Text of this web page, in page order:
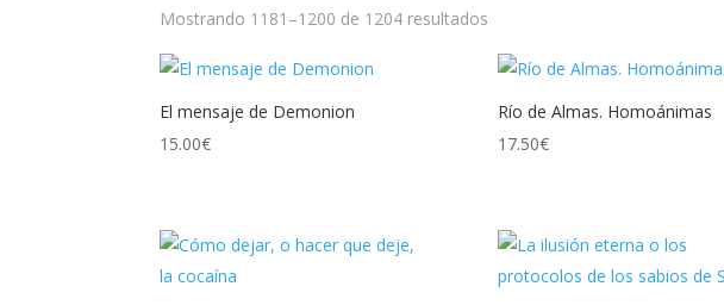
Mostrando 1181–1200 de 1204 resultados
los
El mensaje de Demonion
15.00€
Río de Almas. Homoánimas
17.50€